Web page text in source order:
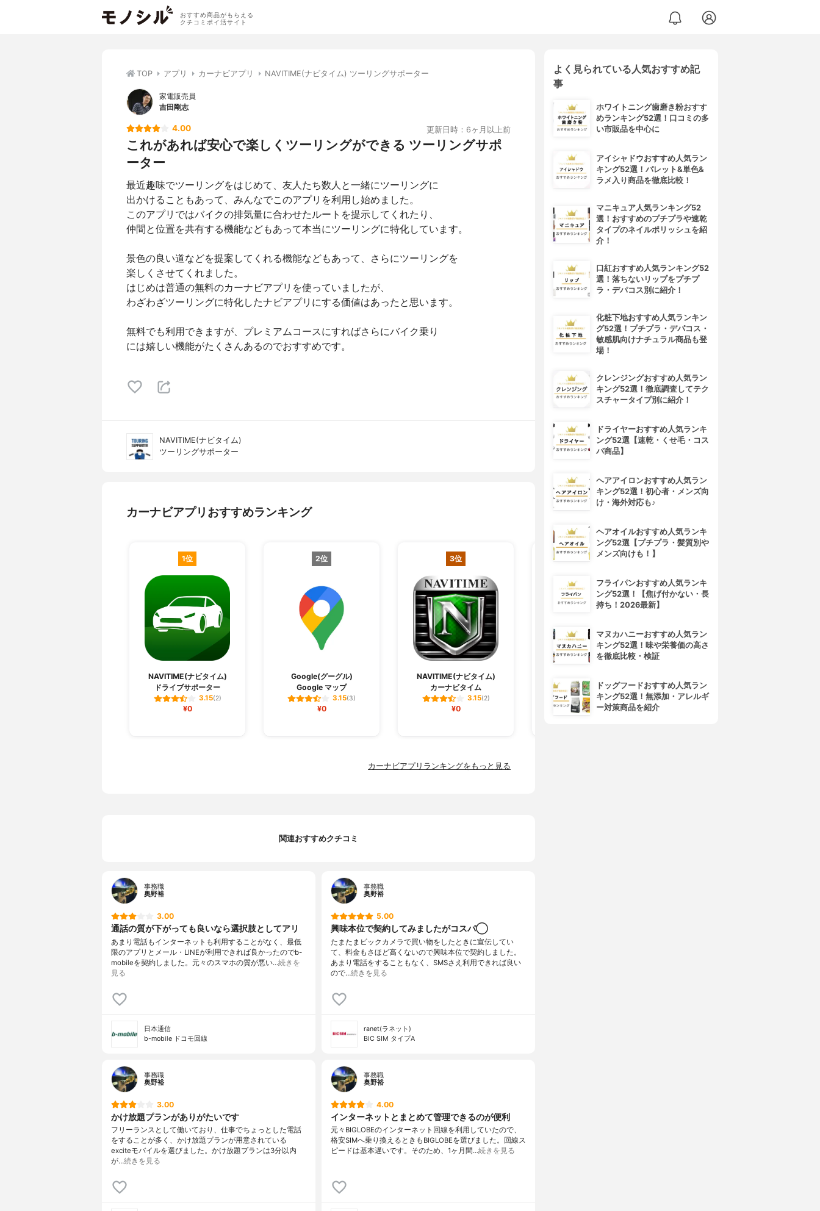
おすすめ商品がもらえる
クチコミポイ活サイト
TOP アプリ カーナビアプリ NAVITIME(ナビタイム) ツーリングサポーター
家電販売員
吉田剛志
4.00 更新日時：6ヶ月以上前
これがあれば安心で楽しくツーリングができる ツーリングサポ
ーター
最近趣味でツーリングをはじめて、友人たち数人と一緒にツーリングに
出かけることもあって、みんなでこのアプリを利用し始めました。
このアプリではバイクの排気量に合わせたルートを提示してくれたり、
仲間と位置を共有する機能などもあって本当にツーリングに特化しています。
景色の良い道などを提案してくれる機能などもあって、さらにツーリングを
楽しくさせてくれました。
はじめは普通の無料のカーナビアプリを使っていましたが、
わざわざツーリングに特化したナビアプリにする価値はあったと思います。
無料でも利用できますが、プレミアムコースにすればさらにバイク乗り
には嬉しい機能がたくさんあるのでおすすめです。
NAVITIME(ナビタイム)
ツーリングサポーター
カーナビアプリおすすめランキング
1位
NAVITIME(ナビタイム)
ドライブサポーター
3.15(2)
¥0
2位
Google(グーグル)
Google マップ
3.15(3)
¥0
3位
NAVITIME(ナビタイム)
カーナビタイム
3.15(2)
¥0
4位
ン)
Yahoo！カーナビ
3.15(3)
カーナビアプリランキングをもっと見る
関連おすすめクチコミ
事務職
奥野裕
3.00
通話の質が下がっても良いなら選択肢としてアリ
あまり電話もインターネットも利用することがなく、最低
限のアプリとメール・LINEが利用できれば良かったのでb-
mobileを契約しました。元々のスマホの質が悪い…続きを
見る
日本通信
b-mobile ドコモ回線
事務職
奥野裕
5.00
興味本位で契約してみましたがコスパ◯
たまたまビックカメラで買い物をしたときに宣伝してい
て、料金もさほど高くないので興味本位で契約しました。
あまり電話をすることもなく、SMSさえ利用できれば良い
ので…続きを見る
ranet(ラネット)
BIC SIM タイプA
事務職
奥野裕
3.00
かけ放題プランがありがたいです
フリーランスとして働いており、仕事でちょっとした電話
をすることが多く、かけ放題プランが用意されている
exciteモバイルを選びました。かけ放題プランは3分以内
が…続きを見る
事務職
奥野裕
4.00
インターネットとまとめて管理できるのが便利
元々BIGLOBEのインターネット回線を利用していたので、
格安SIMへ乗り換えるときもBIGLOBEを選びました。回線ス
ピードは基本遅いです。そのため、1ヶ月間…続きを見る
よく見られている人気おすすめ記
事
ホワイトニング歯磨き粉おすす
めランキング52選！口コミの多
い市販品を中心に
アイシャドウおすすめ人気ラン
キング52選！パレット&単色&
ラメ入り商品を徹底比較！
マニキュア人気ランキング52
選！おすすめのプチプラや速乾
タイプのネイルポリッシュを紹
介！
口紅おすすめ人気ランキング52
選！落ちないリップをプチプ
ラ・デパコス別に紹介！
化粧下地おすすめ人気ランキン
グ52選！プチプラ・デパコス・
敏感肌向けナチュラル商品も登
場！
クレンジングおすすめ人気ラン
キング52選！徹底調査してテク
スチャータイプ別に紹介！
ドライヤーおすすめ人気ランキ
ング52選【速乾・くせ毛・コス
パ商品】
ヘアアイロンおすすめ人気ラン
キング52選！初心者・メンズ向
け・海外対応も♪
ヘアオイルおすすめ人気ランキ
ング52選【プチプラ・髪質別や
メンズ向けも！】
フライパンおすすめ人気ランキ
ング52選！【焦げ付かない・長
持ち！2026最新】
マヌカハニーおすすめ人気ラン
キング52選！味や栄養価の高さ
を徹底比較・検証
ドッグフードおすすめ人気ラン
キング52選！無添加・アレルギ
ー対策商品を紹介